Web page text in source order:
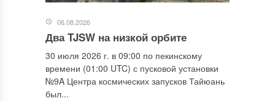
06.08.2026
Два TJSW на низкой орбите
30 июля 2026 г. в 09:00 по пекинскому
времени (01:00 UTC) с пусковой установки
№9A Центра космических запусков Тайюань
был...